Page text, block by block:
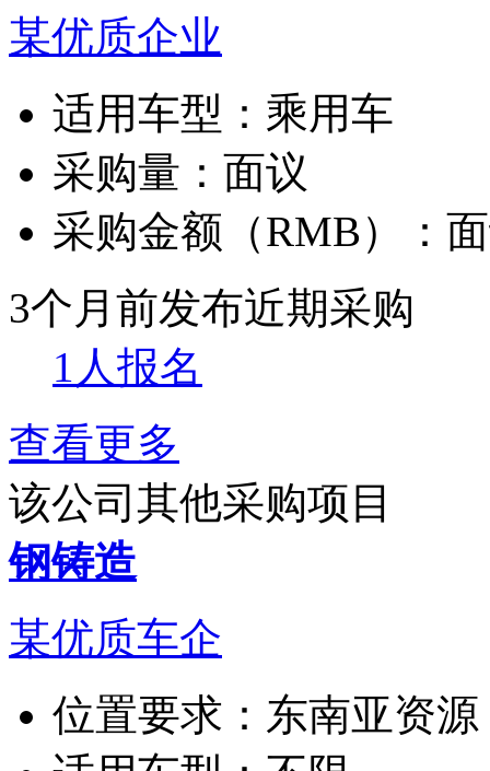
某优质企业
适用车型： 乘用车
采购量： 面议
采购金额（RMB）：
3个月前发布近期采购
1人报名
查看更多
该公司其他采购项目
钢铸造
某优质车企
位置要求： 东南亚资